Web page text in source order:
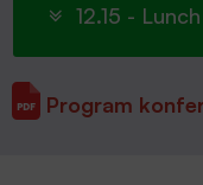
12.15 - Lunch
Program